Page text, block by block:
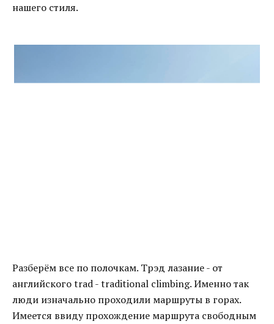
нашего стиля.
Разберём все по полочкам. Трэд лазание - от
английского trad - traditional climbing. Именно так
люди изначально проходили маршруты в горах.
Имеется ввиду прохождение маршрута свободным